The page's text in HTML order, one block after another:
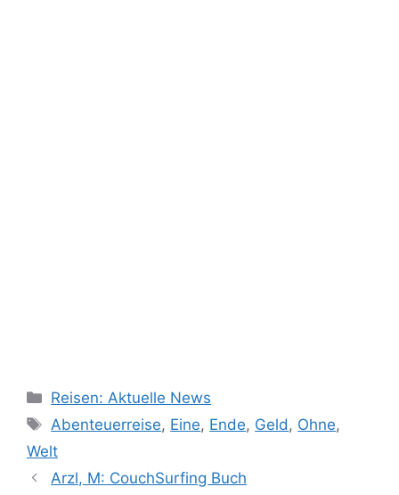
Kategorien
Reisen: Aktuelle News
Schlagwörter
Abenteuerreise, Eine, Ende, Geld, Ohne,
Welt
Arzl, M: CouchSurfing Buch